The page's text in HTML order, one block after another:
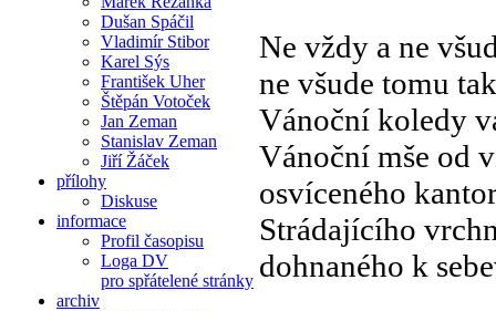
Dušan Spáčil
Vladimír Stibor
Karel Sýs
František Uher
Štěpán Votoček
Jan Zeman
Stanislav Zeman
Jiří Žáček
přílohy
Diskuse
informace
Profil časopisu
Loga DV
pro spřátelené stránky
archiv
Ne vždy a ne
ne všude tomu
Vánoční koledy
Vánoční mše od
osvíceného
Strádajícího
dohnaného k